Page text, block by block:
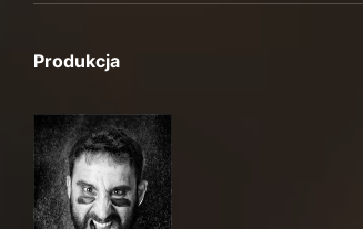
Produkcja